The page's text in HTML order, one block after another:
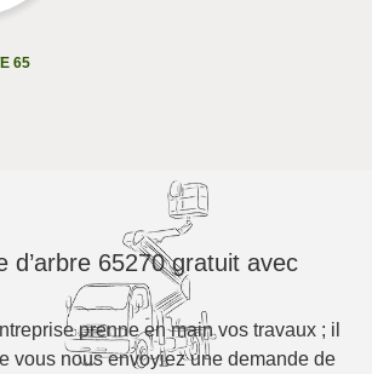
65
d’arbre 65270 gratuit avec
prenne en main vos travaux ; il
vous nous envoyiez une demande de